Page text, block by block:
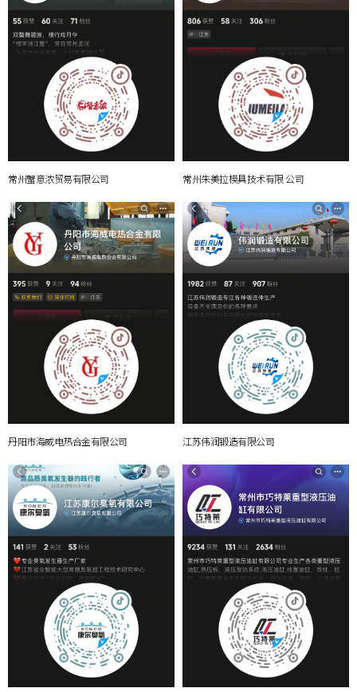
常州蟹意浓贸易有限公司 常州朱美拉模具技术有限 公司
丹阳市海威电热合金有限公司 江苏伟润锻造有限公司